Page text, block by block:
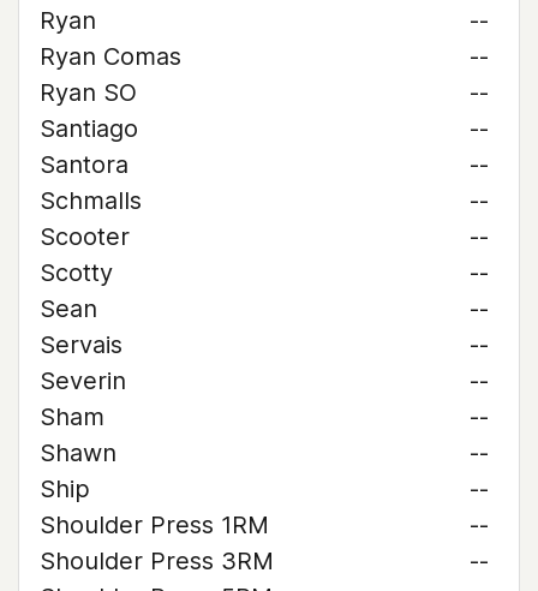
Ryan
--
Ryan Comas
--
Ryan SO
--
Santiago
--
Santora
--
Schmalls
--
Scooter
--
Scotty
--
Sean
--
Servais
--
Severin
--
Sham
--
Shawn
--
Ship
--
Shoulder Press 1RM
--
Shoulder Press 3RM
--